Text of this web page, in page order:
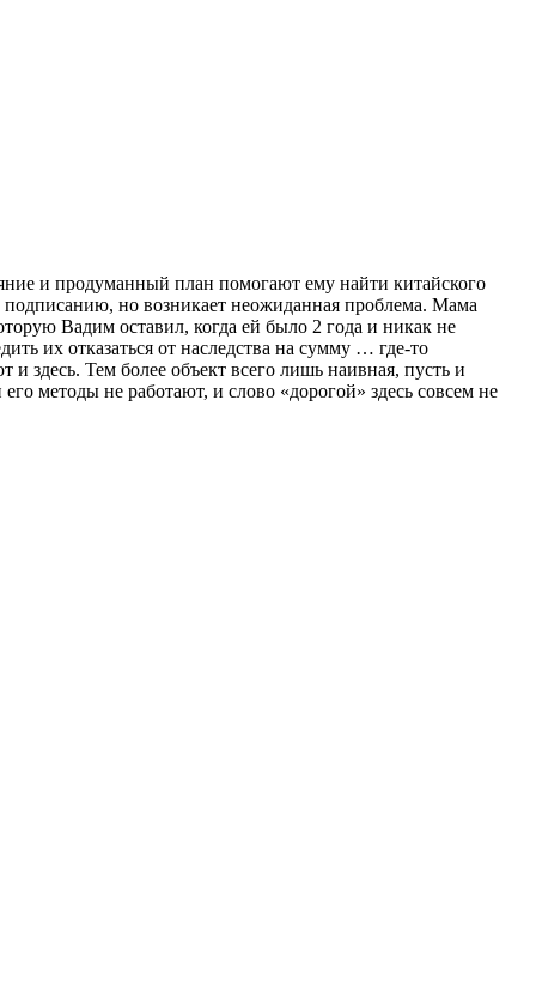
и продуманный план помогают ему найти китайского
подписанию, но возникает неожиданная проблема. Мама
Вадим оставил, когда ей было 2 года и никак не
их отказаться от наследства на сумму … где-то
здесь. Тем более объект всего лишь наивная, пусть и
методы не работают, и слово «дорогой» здесь совсем не